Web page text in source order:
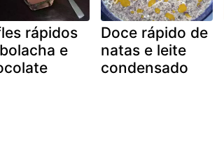
rápidos
e
Doce rápido de
natas e leite
condensado